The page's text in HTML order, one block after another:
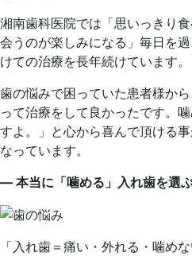
湘南歯科医院では「思いっきり
会うのが楽しみになる」毎日を
けての治療を長年続けています。
歯の悩みで困っていた患者様か
って治療をして良かったです。
すよ。」と心から喜んで頂ける
なっています。
― 本当に「噛める」入れ歯を選
「入れ歯＝痛い・外れる・噛め